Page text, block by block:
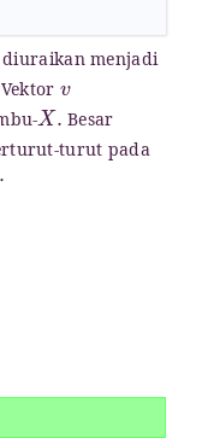
menjadi
v
X. Besar
turut pada